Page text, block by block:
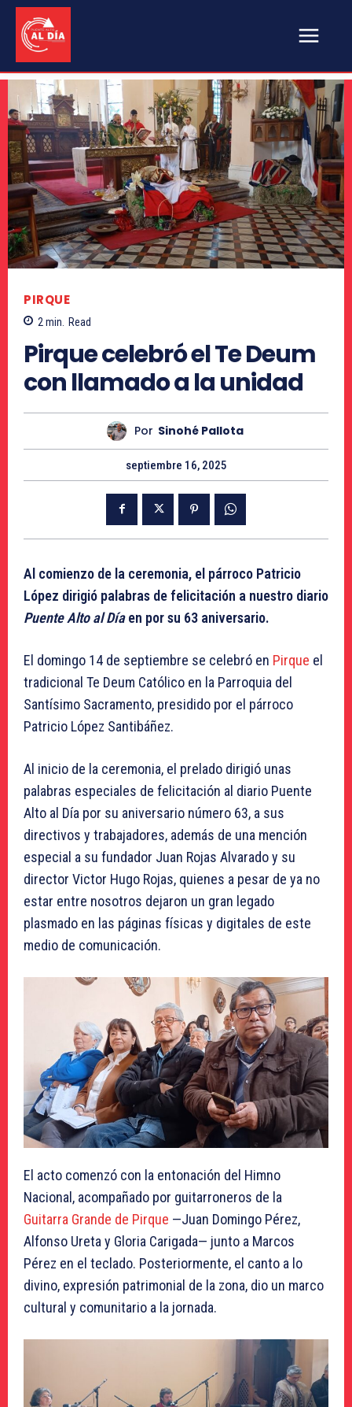
PIRQUE
2 min. Read
Pirque celebró el Te Deum
con llamado a la unidad
Por Sinohé Pallota
septiembre 16, 2025
Al comienzo de la ceremonia, el párroco Patricio
López dirigió palabras de felicitación a nuestro diario
Puente Alto al Díaen por su 63 aniversario.
El domingo 14 de septiembre se celebró en Pirque el
tradicional Te Deum Católico en la Parroquia del
Santísimo Sacramento, presidido por el párroco
Patricio López Santibáñez.
Al inicio de la ceremonia, el prelado dirigió unas
palabras especiales de felicitación al diario Puente
Alto al Día por su aniversario número 63, a sus
directivos y trabajadores, además de una mención
especial a su fundador Juan Rojas Alvarado y su
director Victor Hugo Rojas, quienes a pesar de ya no
estar entre nosotros dejaron un gran legado
plasmado en las páginas físicas y digitales de este
medio de comunicación.
El acto comenzó con la entonación del Himno
Nacional, acompañado por guitarroneros de la
Guitarra Grande de Pirque —Juan Domingo Pérez,
Alfonso Ureta y Gloria Carigada— junto a Marcos
Pérez en el teclado. Posteriormente, el canto a lo
divino, expresión patrimonial de la zona, dio un marco
cultural y comunitario a la jornada.